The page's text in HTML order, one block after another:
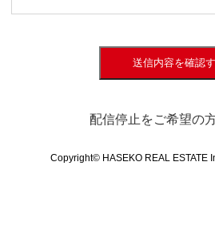
送信内容を確認
配信停止をご希望の
Copyright© HASEKO REAL ESTATE